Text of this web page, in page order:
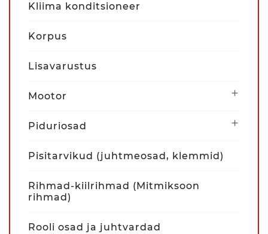
Kliima konditsioneer
Korpus
Lisavarustus
Mootor 
Piduriosad 
Pisitarvikud (juhtmeosad, klemmid)
Rihmad-kiilrihmad (Mitmiksoon
rihmad)
Rooli osad ja juhtvardad